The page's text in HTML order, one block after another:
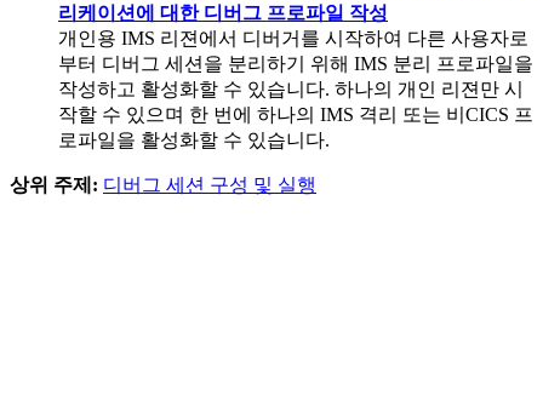
리케이션에 대한 디버그 프로파일 작성
개인용 IMS 리젼에서 디버거를 시작하여 다른 사용자로
부터 디버그 세션을 분리하기 위해 IMS 분리 프로파일을
작성하고 활성화할 수 있습니다. 하나의 개인 리젼만 시
작할 수 있으며 한 번에 하나의 IMS 격리 또는 비CICS 프
로파일을 활성화할 수 있습니다.
상위 주제: 디버그 세션 구성 및 실행